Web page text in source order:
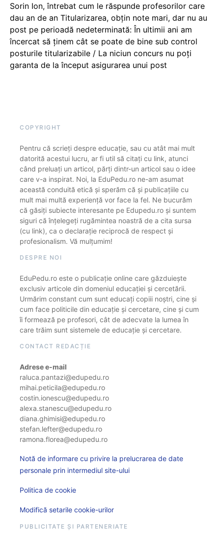
Sorin Ion, întrebat cum le răspunde profesorilor care
dau an de an Titularizarea, obțin note mari, dar nu au
post pe perioadă nedeterminată: În ultimii ani am
încercat să ținem cât se poate de bine sub control
posturile titularizabile / La niciun concurs nu poți
garanta de la început asigurarea unui post
COPYRIGHT
Pentru că scrieți despre educație, sau cu atât mai mult
datorită acestui lucru, ar fi util să citați cu link, atunci
când preluați un articol, părți dintr-un articol sau o idee
care v-a inspirat. Noi, la EduPedu.ro ne-am asumat
această conduită etică și sperăm că și publicațiile cu
mult mai multă experiență vor face la fel. Ne bucurăm
că găsiți subiecte interesante pe Edupedu.ro și suntem
siguri că înțelegeți rugămintea noastră de a cita sursa
(cu link), ca o declarație reciprocă de respect și
profesionalism. Vă mulțumim!
DESPRE NOI
EduPedu.ro este o publicație online care găzduiește
exclusiv articole din domeniul educației și cercetării.
Urmărim constant cum sunt educați copiii noștri, cine și
cum face politicile din educație și cercetare, cine și cum
îi formează pe profesori, cât de adecvate la lumea în
care trăim sunt sistemele de educație și cercetare.
CONTACT REDACȚIE
Adrese e-mail
raluca.pantazi@edupedu.ro
mihai.peticila@edupedu.ro
costin.ionescu@edupedu.ro
alexa.stanescu@edupedu.ro
diana.ghimisi@edupedu.ro
stefan.lefter@edupedu.ro
ramona.florea@edupedu.ro
Notă de informare cu privire la prelucrarea de date
personale prin intermediul site-ului
Politica de cookie
Modifică setarile cookie-urilor
PUBLICITATE ȘI PARTENERIATE